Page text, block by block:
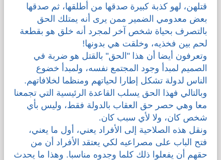
قتلهن، لهو كذبة كبيرة صدقها من أطلقها، ثم صدقها
بعض معدومي الضمير ممن يرى أنه يمتلك الحق
بالتصرف بحياة شخص آخر لمجرد أنه خلق هو بقطعة
لحم بين فخذيه، وخلقت هي بدونها!
وتعرفون أيضا أن هذا "الحق" بالقتل هو ضربة في
الصميم لمبدأ وجود المجتمع نفسه، ولمبدأ خضوع
الناس لدولة تشكل إطارا لحياتهم ومنظما لخلافاتهم.
وبالتالي فهذا الحق يسلب القاعدة الرئيسية التي تجمعنا
معا وهي حصر حق العقاب بالدولة فقط، وليس بأي
شخص كان، ولا لأي سبب كان.
ونقل هذه الصلاحية إلى الأفراد يعني، أول ما يعني،
فتح الباب على مصراعيه لكي يعتقد الأفراد أن من
حقهم أن يفعلوا ذلك كلما وجدوه مناسبا. وهذا ما يحدث